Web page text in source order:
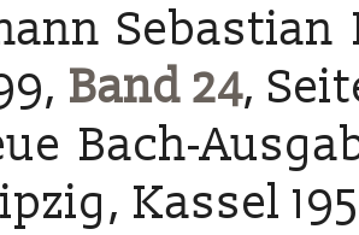
Sebastian
Band 24,
Bach-
Kassel